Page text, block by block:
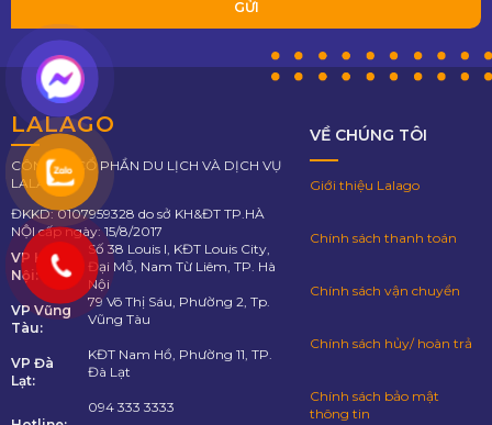
LALAGO
CÔNG TY CỔ PHẦN DU LỊCH VÀ DỊCH VỤ
LALAGO
ĐKKD: 0107959328 do sở KH&ĐT TP.HÀ
NỘI cấp ngày: 15/8/2017
VP Hà
Nội:
Số 38 Louis I, KĐT Louis City,
Đại Mỗ, Nam Từ Liêm, TP. Hà
Nội
VP Vũng
Tàu:
79 Võ Thị Sáu, Phường 2, Tp.
Vũng Tàu
VP Đà
Lạt:
KĐT Nam Hồ, Phường 11, TP.
Đà Lạt
094 333 3333
VỀ CHÚNG TÔI
Giới thiệu Lalago
Chính sách thanh toán
Chính sách vận chuyển
Chính sách hủy/ hoàn trả
Chính sách bảo mật
thông tin